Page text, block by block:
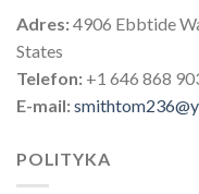
Adres:4906 Ebbtide
States
Telefon: +1 646 868
E-mail:
POLITYKA